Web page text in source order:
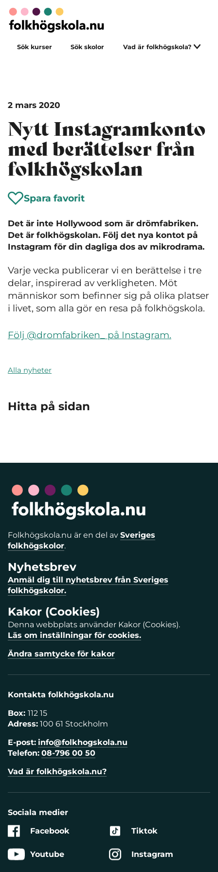
Sök kurser Sök skolor Vad är folkhögskola?
2 mars 2020
Nytt Instagramkonto
med berättelser från
folkhögskolan
Spara favorit
Det är inte Hollywood som är drömfabriken.
Det är folkhögskolan. Följ det nya kontot på
Instagram för din dagliga dos av mikrodrama.
Varje vecka publicerar vi en berättelse i tre
delar, inspirerad av verkligheten. Möt
människor som befinner sig på olika platser
i livet, som alla gör en resa på folkhögskola.
Följ @dromfabriken_ på Instagram.
Alla nyheter
Hitta på sidan
Folkhögskola.nu är en del av Sveriges
folkhögskolor.
Nyhetsbrev
Anmäl dig till nyhetsbrev från Sveriges
folkhögskolor.
Kakor (Cookies)
Denna webbplats använder Kakor (Cookies).
Läs om inställningar för cookies.
Ändra samtycke för kakor
Kontakta folkhögskola.nu
Box: 112 15
Adress: 100 61 Stockholm
E-post: info@folkhogskola.nu
Telefon: 08-796 00 50
Vad är folkhögskola.nu?
Sociala medier
Facebook
Youtube
Tiktok
Instagram